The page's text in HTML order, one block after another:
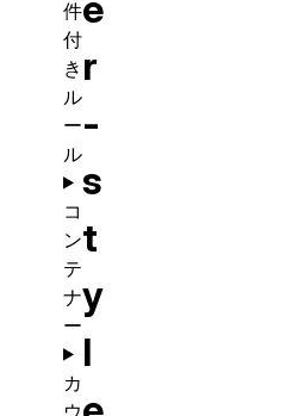
e
r
-
s
t
y
l
件
付
き
ル
ー
ル
コ
ン
テ
ナ
ー
カ
ウ